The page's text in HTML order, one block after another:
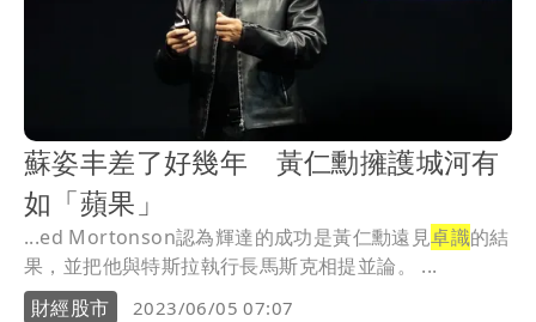
蘇姿丰差了好幾年 黃仁勳擁護城河有
如「蘋果」
...ed Mortonson認為輝達的成功是黃仁勳遠見卓識的結
果，並把他與特斯拉執行長馬斯克相提並論。 ...
財經股市
2023/06/05 07:07